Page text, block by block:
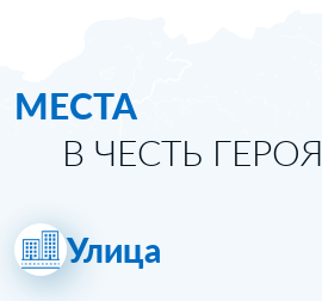
МЕСТА
В ЧЕСТЬ ГЕРОЯ
Улица